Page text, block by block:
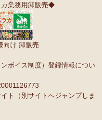
業務用卸販売◆
向け 卸販売
ボイス制度）登録情報につい
ト（別サイトへジャンプしま